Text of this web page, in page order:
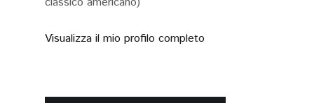
Visualizza il mio profilo completo